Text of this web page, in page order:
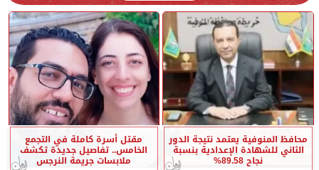
محافظ المنوفية يعتمد نتيجة الدور
الثاني للشهادة الإعدادية بنسبة
نجاح 89.58%
مقتل أسرة كاملة في التجمع
الخامس.. تفاصيل جديدة تكشف
ملابسات جريمة النرجس